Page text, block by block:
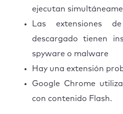
ejecutan
Las extensiones
descargado tienen
spyware o malware
Hay una extensión
Google Chrome
con contenido Flash.